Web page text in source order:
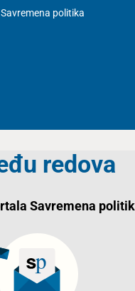
politika
redova
Savremena